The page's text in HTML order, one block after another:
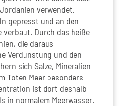
verwendet.
gepresst und an den
verbaut. Durch das heiße
die daraus
Verdunstung und den
sich Salze, Mineralien
Toten Meer besonders
ist dort deshalb
in normalem Meerwasser.